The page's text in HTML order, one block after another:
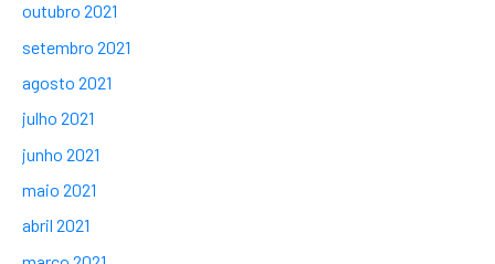
outubro 2021
setembro 2021
agosto 2021
julho 2021
junho 2021
maio 2021
abril 2021